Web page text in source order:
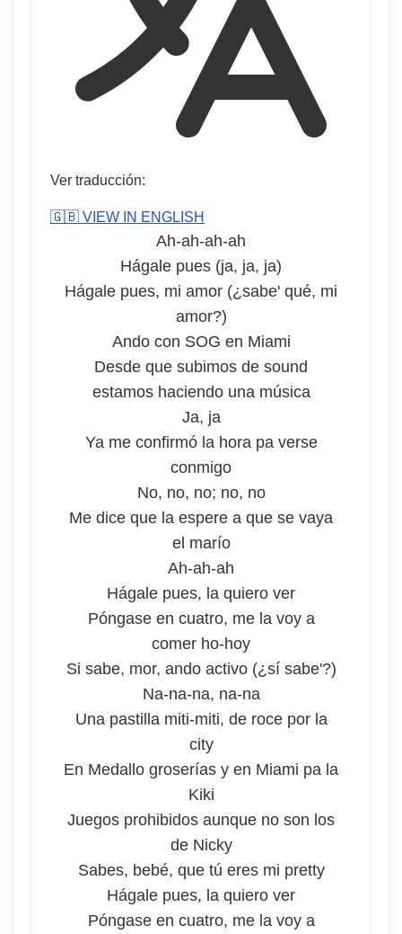
Ver traducción:
🇬🇧 VIEW IN ENGLISH
Ah-ah-ah-ah
Hágale pues (ja, ja, ja)
Hágale pues, mi amor (¿sabe' qué, mi
amor?)
Ando con SOG en Miami
Desde que subimos de sound
estamos haciendo una música
Ja, ja
Ya me confirmó la hora pa verse
conmigo
No, no, no; no, no
Me dice que la espere a que se vaya
el marío
Ah-ah-ah
Hágale pues, la quiero ver
Póngase en cuatro, me la voy a
comer ho-hoy
Si sabe, mor, ando activo (¿sí sabe'?)
Na-na-na, na-na
Una pastilla miti-miti, de roce por la
city
En Medallo groserías y en Miami pa la
Kiki
Juegos prohibidos aunque no son los
de Nicky
Sabes, bebé, que tú eres mi pretty
Hágale pues, la quiero ver
Póngase en cuatro, me la voy a